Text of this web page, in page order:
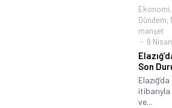
Ekonomi,
Gündem,
manşet
9
Son
itibarıyla
ve...